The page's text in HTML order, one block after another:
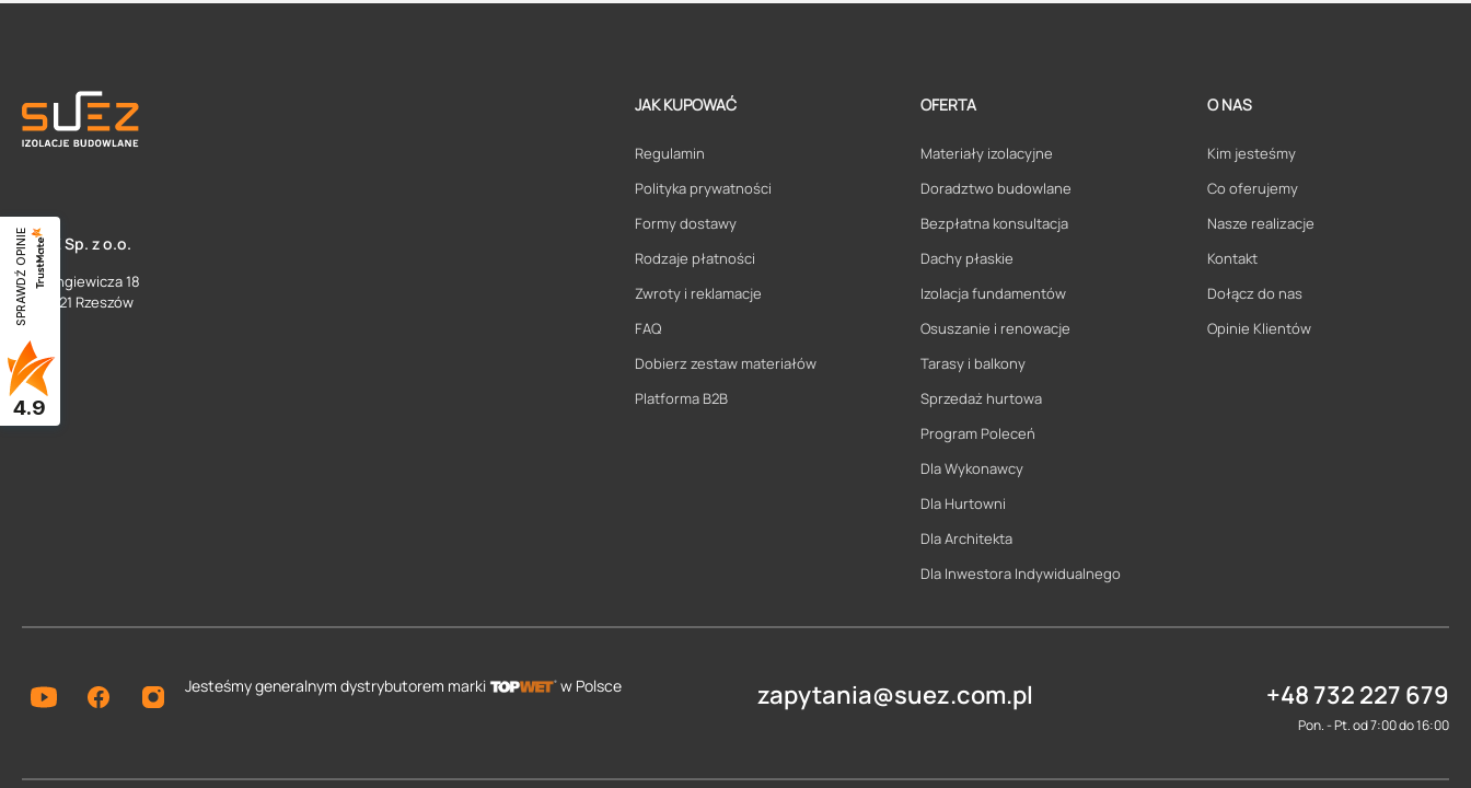
SUEZ Sp. z o.o.
ul. Langiewicza 18
35 - 021 Rzeszów
JAK KUPOWAĆ
Regulamin
Polityka prywatności
Formy dostawy
Rodzaje płatności
Zwroty i reklamacje
FAQ
Dobierz zestaw materiałów
Platforma B2B
OFERTA
Materiały izolacyjne
Doradztwo budowlane
Bezpłatna konsultacja
Dachy płaskie
Izolacja fundamentów
Osuszanie i renowacje
Tarasy i balkony
Sprzedaż hurtowa
Program Poleceń
Dla Wykonawcy
Dla Hurtowni
Dla Architekta
Dla Inwestora Indywidualnego
O NAS
Kim jesteśmy
Co oferujemy
Nasze realizacje
Kontakt
Dołącz do nas
Opinie Klientów
Jesteśmy generalnym dystrybutorem marki w Polsce zapytania@suez.com.pl +48 732 227 679
Pon. - Pt. od 7:00 do 16:00
SPRAWDŹ OPINIE
4.9